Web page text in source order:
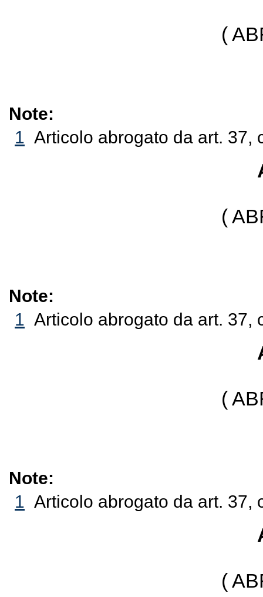
(
Note:
1 Articolo abrogato da art. 37,
(
Note:
1 Articolo abrogato da art. 37,
(
Note:
1 Articolo abrogato da art. 37,
(